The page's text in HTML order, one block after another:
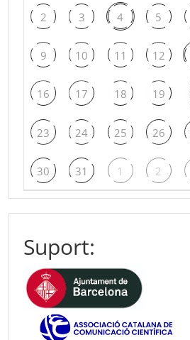
2 3 4 5
9 10 11 12
16 17 18 19
23 24 25 26
30 31 1 2
Suport: